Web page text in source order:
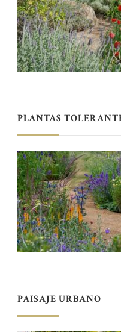
PLANTAS
PAISAJE URBANO